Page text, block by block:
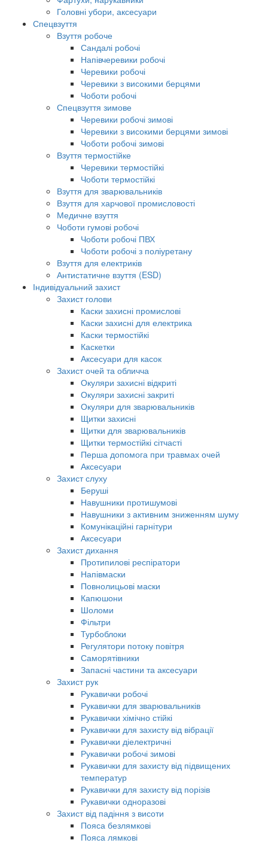
Головні убори, аксесуари
Спецвзуття
Взуття робоче
Сандалі робочі
Напівчеревики робочі
Черевики робочі
Черевики з високими берцями
Чоботи робочі
Спецвзуття зимове
Черевики робочі зимові
Черевики з високими берцями зимові
Чоботи робочі зимові
Взуття термостійке
Черевики термостійкі
Чоботи термостійкі
Взуття для зварювальників
Взуття для харчової промисловості
Медичне взуття
Чоботи гумові робочі
Чоботи робочі ПВХ
Чоботи робочі з поліуретану
Взуття для електриків
Антистатичне взуття (ESD)
Індивідуальний захист
Захист голови
Каски захисні промислові
Каски захисні для електрика
Каски термостійкі
Каскетки
Аксесуари для касок
Захист очей та обличча
Окуляри захисні відкриті
Окуляри захисні закриті
Окуляри для зварювальників
Щитки захисні
Щитки для зварювальників
Щитки термостійкі сітчасті
Перша допомога при травмах очей
Аксесуари
Захист слуху
Беруші
Навушники протишумові
Навушники з активним зниженням шуму
Комунікаційні гарнітури
Аксесуари
Захист дихання
Протипилові респіратори
Напівмаски
Повнолицьові маски
Капюшони
Шоломи
Фільтри
Турбоблоки
Регулятори потоку повітря
Саморятівники
Запасні частини та аксесуари
Захист рук
Рукавички робочі
Рукавички для зварювальників
Рукавички хімічно стійкі
Рукавички для захисту від вібрації
Рукавички діелектричні
Рукавички робочі зимові
Рукавички для захисту від підвищених
температур
Рукавички для захисту від порізів
Рукавички одноразові
Захист від падіння з висоти
Пояса безлямкові
Пояса лямкові